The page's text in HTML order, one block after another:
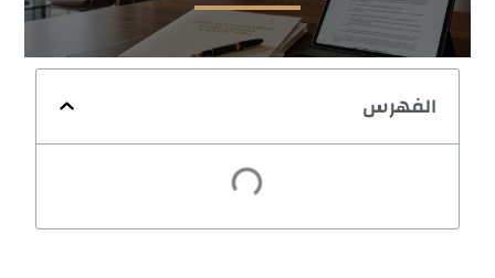
الفهرس